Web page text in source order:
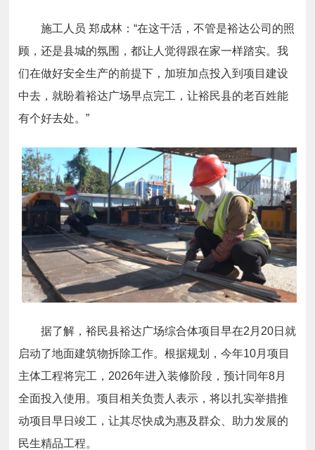
施工人员 郑成林：“在这干活，不管是裕达公司的照
顾，还是县城的氛围，都让人觉得跟在家一样踏实。我
们在做好安全生产的前提下，加班加点投入到项目建设
中去，就盼着裕达广场早点完工，让裕民县的老百姓能
有个好去处。”
据了解，裕民县裕达广场综合体项目早在2月20日就
启动了地面建筑物拆除工作。根据规划，今年10月项目
主体工程将完工，2026年进入装修阶段，预计同年8月
全面投入使用。项目相关负责人表示，将以扎实举措推
动项目早日竣工，让其尽快成为惠及群众、助力发展的
民生精品工程。